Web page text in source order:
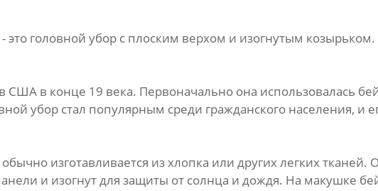
- это головной убор с плоским верхом и изогнутым
США в конце 19 века. Первоначально она использовалась
убор стал популярным среди гражданского населения, и
обычно изготавливается из хлопка или других легких
и изогнут для защиты от солнца и дождя. На макушке